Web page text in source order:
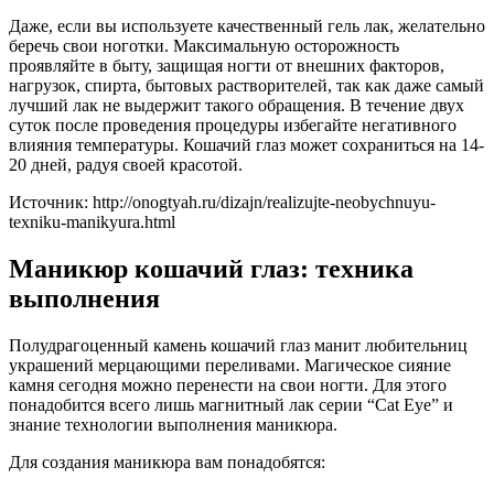
Даже, если вы используете качественный гель лак, желательно
беречь свои ноготки. Максимальную осторожность
проявляйте в быту, защищая ногти от внешних факторов,
нагрузок, спирта, бытовых растворителей, так как даже самый
лучший лак не выдержит такого обращения. В течение двух
суток после проведения процедуры избегайте негативного
влияния температуры. Кошачий глаз может сохраниться на 14-
20 дней, радуя своей красотой.
Источник: http://onogtyah.ru/dizajn/realizujte-neobychnuyu-
texniku-manikyura.html
Маникюр кошачий глаз: техника
выполнения
Полудрагоценный камень кошачий глаз манит любительниц
украшений мерцающими переливами. Магическое сияние
камня сегодня можно перенести на свои ногти. Для этого
понадобится всего лишь магнитный лак серии “Cat Eye” и
знание технологии выполнения маникюра.
Для создания маникюра вам понадобятся: